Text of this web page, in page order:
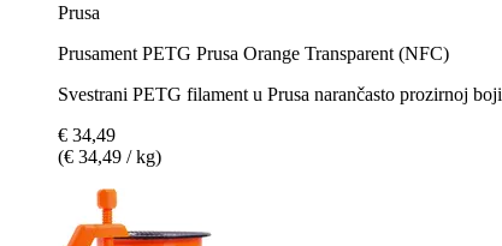
Prusa
Prusament PETG Prusa Orange Transparent (NFC)
Svestrani PETG filament u Prusa narančasto prozirnoj boji
€ 34,49
(€ 34,49 / kg)